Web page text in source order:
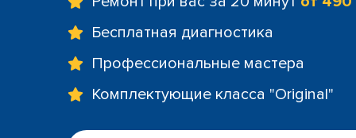
Бесплатная диагностика
Профессиональные мастера
Комплектующие класса "Original"